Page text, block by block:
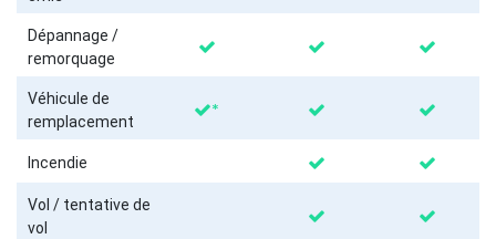
Dépannage /
remorquage
Véhicule de
remplacement
*
Incendie
Vol / tentative de
vol